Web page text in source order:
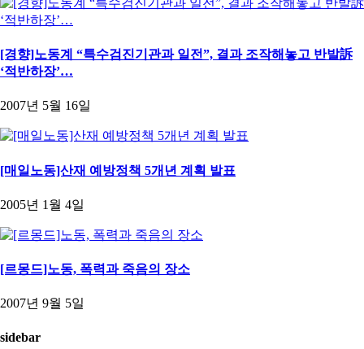
[경향]노동계 “특수검진기관과 일전”, 결과 조작해놓고 반발訴
‘적반하장’…
2007년 5월 16일
[매일노동]산재 예방정책 5개년 계획 발표
2005년 1월 4일
[르몽드]노동, 폭력과 죽음의 장소
2007년 9월 5일
sidebar